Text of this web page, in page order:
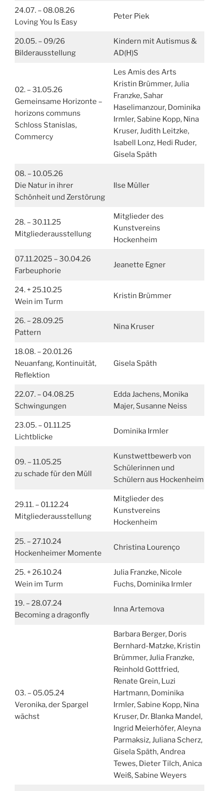
24.07. – 08.08.26
Loving You Is Easy
Peter Piek
20.05. – 09/26
Bilderausstellung
Kindern mit Autismus &
AD(H)S
02. – 31.05.26
Gemeinsame Horizonte –
horizons communs
Schloss Stanislas,
Commercy
Les Amis des Arts
Kristin Brümmer, Julia
Franzke, Sahar
Haselimanzour, Dominika
Irmler, Sabine Kopp, Nina
Kruser, Judith Leitzke,
Isabell Lonz, Hedi Ruder,
Gisela Späth
08. – 10.05.26
Die Natur in ihrer
Schönheit und Zerstörung
Ilse Müller
28. – 30.11.25
Mitgliederausstellung
Mitglieder des
Kunstvereins
Hockenheim
07.11.2025 – 30.04.26
Farbeuphorie
Jeanette Egner
24. + 25.10.25
Wein im Turm
Kristin Brümmer
26. – 28.09.25
Pattern
Nina Kruser
18.08. – 20.01.26
Neuanfang, Kontinuität,
Reflektion
Gisela Späth
22.07. – 04.08.25
Schwingungen
Edda Jachens, Monika
Majer, Susanne Neiss
23.05. – 01.11.25
Lichtblicke
Dominika Irmler
09. – 11.05.25
zu schade für den Müll
Kunstwettbewerb von
Schülerinnen und
Schülern aus Hockenheim
29.11. – 01.12.24
Mitgliederausstellung
Mitglieder des
Kunstvereins
Hockenheim
25. – 27.10.24
Hockenheimer Momente
Christina Lourenço
25. + 26.10.24
Wein im Turm
Julia Franzke, Nicole
Fuchs, Dominika Irmler
19. – 28.07.24
Becoming a dragonfly
Inna Artemova
03. – 05.05.24
Veronika, der Spargel
wächst
Barbara Berger, Doris
Bernhard-Matzke, Kristin
Brümmer, Julia Franzke,
Reinhold Gottfried,
Renate Grein, Luzi
Hartmann, Dominika
Irmler, Sabine Kopp, Nina
Kruser, Dr. Blanka Mandel,
Ingrid Meierhöfer, Aleyna
Parmaksiz, Juliana Scherz,
Gisela Späth, Andrea
Tewes, Dieter Tilch, Anica
Weiß, Sabine Weyers